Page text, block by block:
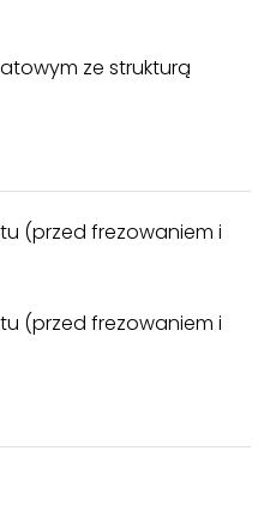
ze strukturą
(przed frezowaniem i
(przed frezowaniem i